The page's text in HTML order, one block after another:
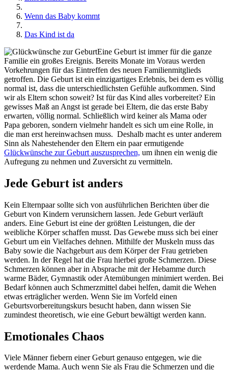
Wenn das Baby kommt
Das Kind ist da
Eine Geburt ist immer für die ganze
Familie ein großes Ereignis. Bereits Monate im Voraus werden
Vorkehrungen für das Eintreffen des neuen Familienmitglieds
getroffen. Die Geburt ist ein einzigartiges Erlebnis, bei dem es völlig
normal ist, dass die unterschiedlichsten Gefühle aufkommen. Sind
wir als Eltern schon soweit? Ist für das Kind alles vorbereitet? Ein
gewisses Maß an Angst ist gerade bei Eltern, die das erste Baby
erwarten, völlig normal. Schließlich wird keiner als Mama oder
Papa geboren, sondern vielmehr handelt es sich um eine Rolle, in
die man erst hereinwachsen muss. Deshalb macht es unter anderem
Sinn als Nahestehender den Eltern ein paar ermutigende
Glückwünsche zur Geburt auszusprechen, um ihnen ein wenig die
Aufregung zu nehmen und Zuversicht zu vermitteln.
Jede Geburt ist anders
Kein Elternpaar sollte sich von ausführlichen Berichten über die
Geburt von Kindern verunsichern lassen. Jede Geburt verläuft
anders. Eine Geburt ist eine der größten Leistungen, die der
weibliche Körper schaffen musst. Das Gewebe muss sich bei einer
Geburt um ein Vielfaches dehnen. Mithilfe der Muskeln muss das
Baby sowie die Nachgeburt aus dem Körper der Frau getrieben
werden. In der Regel hat die Frau hierbei große Schmerzen. Diese
Schmerzen können aber in Absprache mit der Hebamme durch
warme Bäder, Gymnastik oder Atemübungen minimiert werden. Bei
Bedarf können auch Schmerzmittel dabei helfen, damit die Wehen
etwas erträglicher werden. Wenn Sie im Vorfeld einen
Geburtsvorbereitungskurs besucht haben, dann wissen Sie
zumindest theoretisch, wie eine Geburt bewältigt werden kann.
Emotionales Chaos
Viele Männer fiebern einer Geburt genauso entgegen, wie die
werdende Mama. Auch wenn Sie als Frau die Schmerzen und die